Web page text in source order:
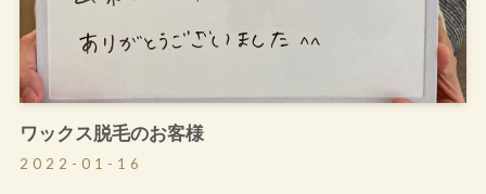
ワックス脱毛のお客様
2022-01-16